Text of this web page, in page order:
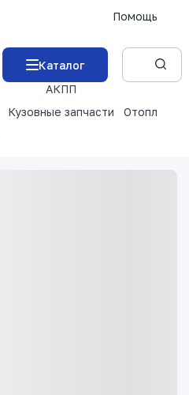
Помощь
Каталог
АКПП
Кузовные запчасти
Отопление